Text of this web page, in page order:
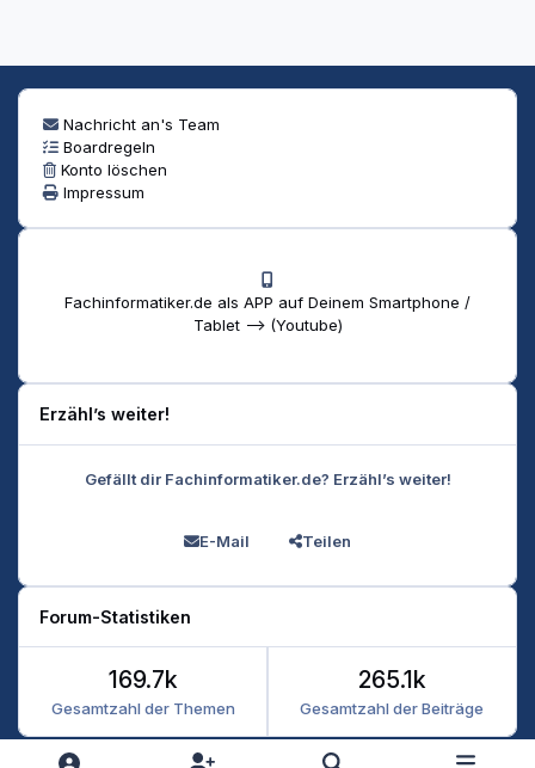
Nachricht an's Team
Boardregeln
Konto löschen
Impressum
Fachinformatiker.de als APP auf Deinem Smartphone /
Tablet --> (Youtube)
Erzähl’s weiter!
Gefällt dir Fachinformatiker.de? Erzähl’s weiter!
E-Mail Teilen
Forum-Statistiken
Gesamtzahl der Themen
169.7k
Gesamtzahl der Beiträge
265.1k